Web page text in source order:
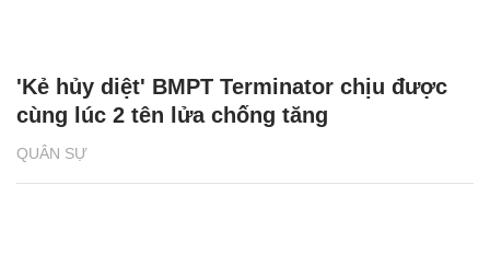
QUÂN SỰ
'Kẻ hủy diệt' BMPT Terminator chịu được
cùng lúc 2 tên lửa chống tăng